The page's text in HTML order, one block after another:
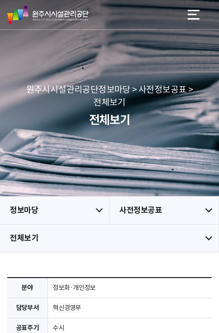
네
본문 바로가기
메뉴 바로가기
원
주
시
리
공
단
원주시시설관리공단정보마당 > 사전정보공표 >
전체보기
전체보기
정보마당 사전정보공표
전체보기
분야 정보화·개인정보
담당부서 혁신경영부
공표주기 수시